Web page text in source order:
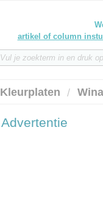
artikel of column
Kleurplaten
Advertentie